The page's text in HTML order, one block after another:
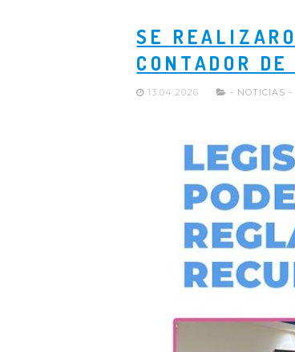
SE
CONTADOR
13.04.2026 - NOTICIAS -